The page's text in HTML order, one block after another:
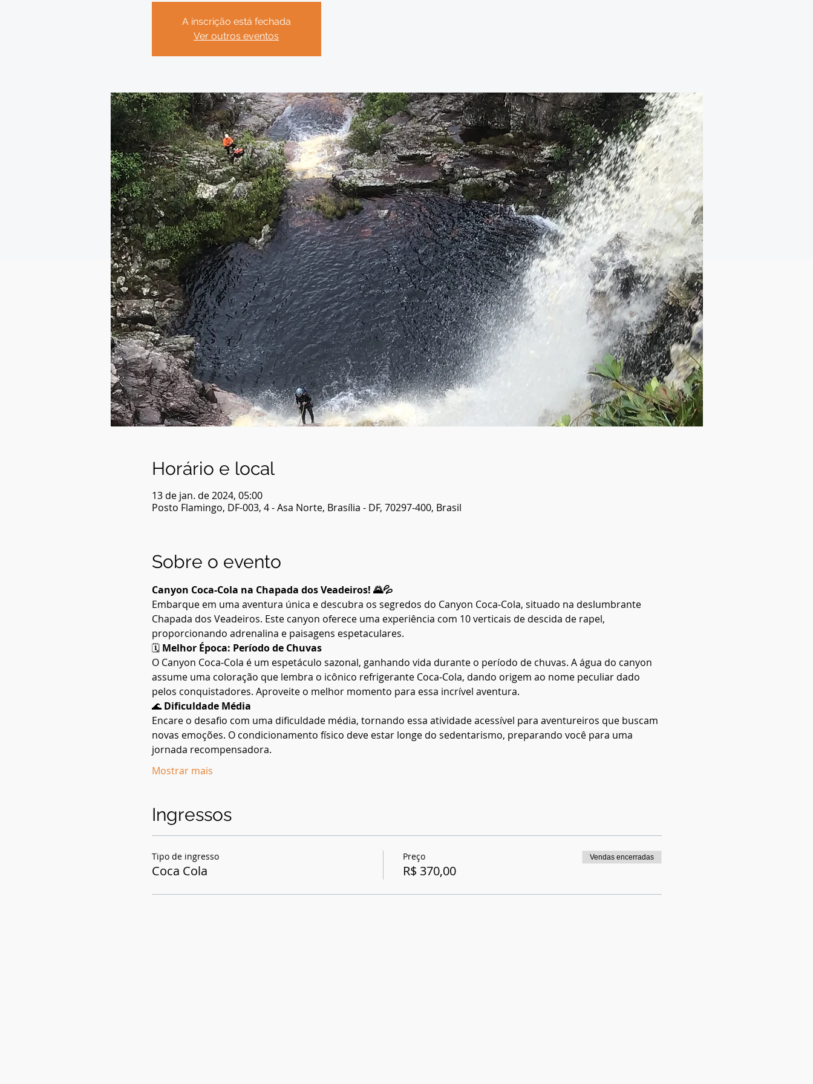
A inscrição está fechada
Ver outros eventos
Horário e local
13 de jan. de 2024, 05:00
Posto Flamingo, DF-003, 4 - Asa Norte, Brasília - DF, 70297-400, Brasil
Sobre o evento
Canyon Coca-Cola na Chapada dos Veadeiros! 🌄💦
Embarque em uma aventura única e descubra os segredos do Canyon Coca-Cola, situado na deslumbrante
Chapada dos Veadeiros. Este canyon oferece uma experiência com 10 verticais de descida de rapel,
proporcionando adrenalina e paisagens espetaculares.
🗓️ Melhor Época: Período de Chuvas
O Canyon Coca-Cola é um espetáculo sazonal, ganhando vida durante o período de chuvas. A água do canyon
assume uma coloração que lembra o icônico refrigerante Coca-Cola, dando origem ao nome peculiar dado
pelos conquistadores. Aproveite o melhor momento para essa incrível aventura.
🌊 Dificuldade Média
Encare o desafio com uma dificuldade média, tornando essa atividade acessível para aventureiros que buscam
novas emoções. O condicionamento físico deve estar longe do sedentarismo, preparando você para uma
jornada recompensadora.
Mostrar mais
Ingressos
Tipo de ingresso
Coca Cola
Preço
R$ 370,00
Vendas encerradas